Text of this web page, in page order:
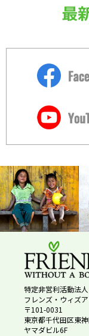
最
特定非営利活動法人
フレンズ・ウィズ
〒101-0031
東京都千代田区東
ヤマダビル6F